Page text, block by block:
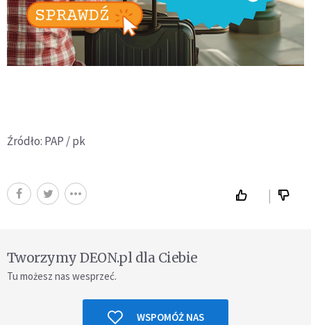
Źródło: PAP / pk
Tworzymy DEON.pl dla Ciebie
Tu możesz nas wesprzeć.
WSPOMÓŻ NAS